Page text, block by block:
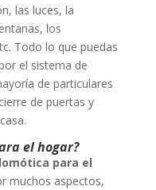
las luces, la
los
Todo lo que puedas
el sistema de
de particulares
de puertas y
el hogar?
para el
muchos aspectos,